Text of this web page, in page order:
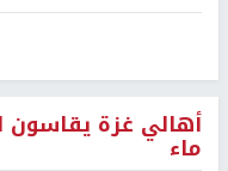
أهالي غزة يقاسون
ماء